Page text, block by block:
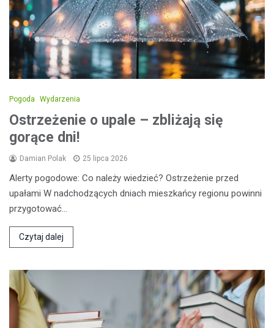
Pogoda Wydarzenia
Ostrzeżenie o upale – zbliżają się
gorące dni!
Damian Polak 25 lipca 2026
Alerty pogodowe: Co należy wiedzieć? Ostrzeżenie przed
upałami W nadchodzących dniach mieszkańcy regionu powinni
przygotować…
Czytaj dalej